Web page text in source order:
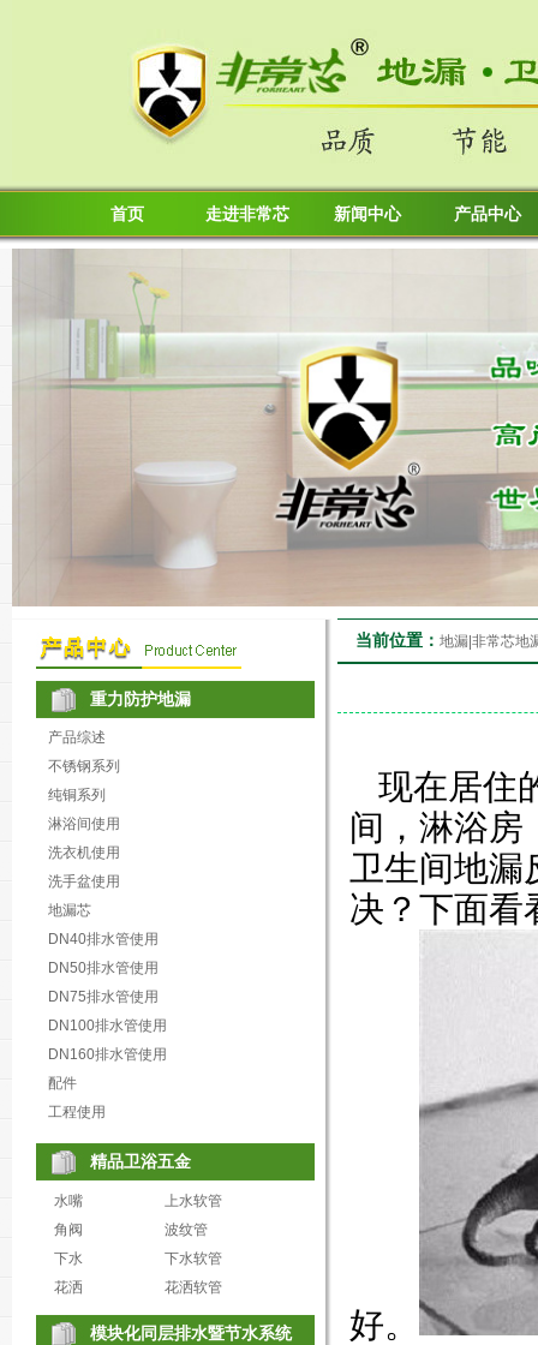
首页 走进非常芯 新闻中心 产品中心
重力防护地漏
产品综述
不锈钢系列
纯铜系列
淋浴间使用
洗衣机使用
洗手盆使用
地漏芯
DN40排水管使用
DN50排水管使用
DN75排水管使用
DN100排水管使用
DN160排水管使用
配件
工程使用
精品卫浴五金
水嘴
上水软管
角阀
波纹管
下水
下水软管
花洒
花洒软管
模块化同层排水暨节水系统
当前位置： 地漏|非常芯地
现在居住
间，淋浴房
卫生间地漏
决？下面看
好。